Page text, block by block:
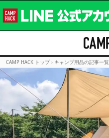
CAMP HACK トップ › キャンプ用品の記事一覧